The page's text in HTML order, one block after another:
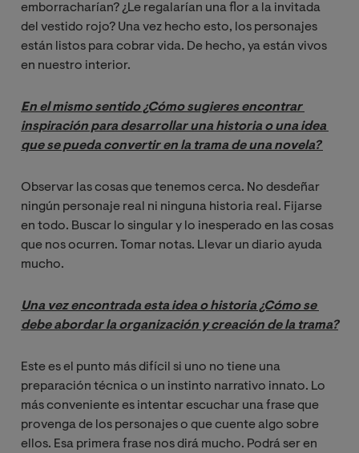
emborracharían? ¿Le regalarían una flor a la invitada
del vestido rojo? Una vez hecho esto, los personajes
están listos para cobrar vida. De hecho, ya están vivos
en nuestro interior.
En el mismo sentido ¿Cómo sugieres encontrar
inspiración para desarrollar una historia o una idea
que se pueda convertir en la trama de una novela?
Observar las cosas que tenemos cerca. No desdeñar
ningún personaje real ni ninguna historia real. Fijarse
en todo. Buscar lo singular y lo inesperado en las cosas
que nos ocurren. Tomar notas. Llevar un diario ayuda
mucho.
Una vez encontrada esta idea o historia ¿Cómo se
debe abordar la organización y creación de la trama?
Este es el punto más difícil si uno no tiene una
preparación técnica o un instinto narrativo innato. Lo
más conveniente es intentar escuchar una frase que
provenga de los personajes o que cuente algo sobre
ellos. Esa primera frase nos dirá mucho. Podrá ser en